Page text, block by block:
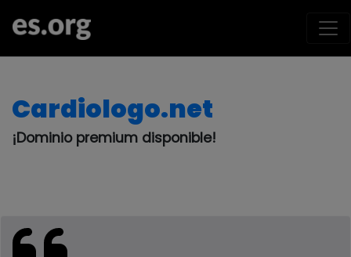
Cardiologo.net
¡Dominio premium disponible!